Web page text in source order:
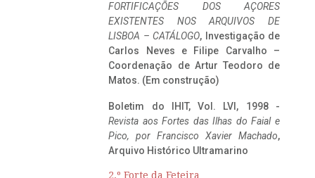
FORTIFICAÇÕES DOS AÇORES
EXISTENTES NOS ARQUIVOS DE
LISBOA – CATÁLOGO, Investigação de
Carlos Neves e Filipe Carvalho –
Coordenação de Artur Teodoro de
Matos. (Em construção)
Boletim do IHIT, Vol. LVI, 1998 -
Revista aos Fortes das Ilhas do Faial e
Pico, por Francisco Xavier Machado,
Arquivo Histórico Ultramarino
2.º Forte da Feteira